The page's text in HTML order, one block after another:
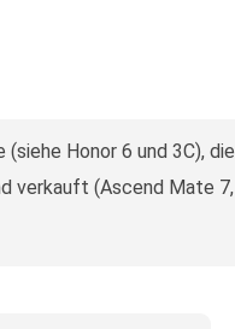
Honor 6 und 3C), die
verkauft (Ascend Mate 7,